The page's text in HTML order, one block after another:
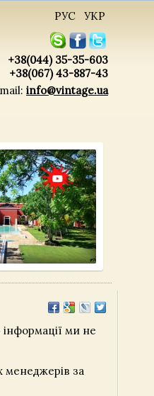
РУС УКР
+38(044) 35-35-603
+38(067) 43-887-43
info@vintage.ua
інформації ми не
менеджерів за